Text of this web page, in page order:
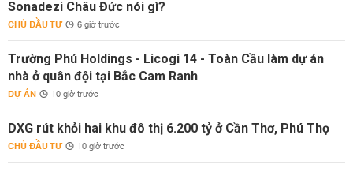
Sonadezi Châu Đức nói gì?
CHỦ ĐẦU TƯ 6 giờ trước
Trường Phú Holdings - Licogi 14 - Toàn Cầu làm dự án
nhà ở quân đội tại Bắc Cam Ranh
DỰ ÁN 10 giờ trước
DXG rút khỏi hai khu đô thị 6.200 tỷ ở Cần Thơ, Phú Thọ
CHỦ ĐẦU TƯ 10 giờ trước